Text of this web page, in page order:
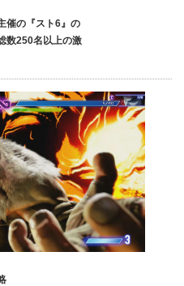
催の『スト6』の
数250名以上の激